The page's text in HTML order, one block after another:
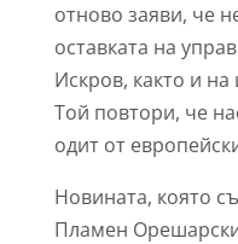
отново заяви, че
оставката на
Искров, както и
Той повтори, че
одит от
Новината, която
Пламен